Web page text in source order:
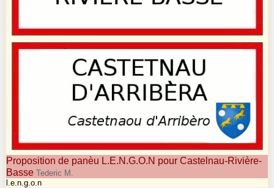
Proposition de panèu L.E.N.G.O.N pour Castelnau-Rivière-
Basse Tederic M.
l.e.n.g.o.n